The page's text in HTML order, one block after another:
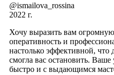
@ismailova_rossina
2022 г.
Хочу выразить вам
оперативность и
настолько эффективной, что
смогла вас остановить. Ваше
быстро и с выдающимся